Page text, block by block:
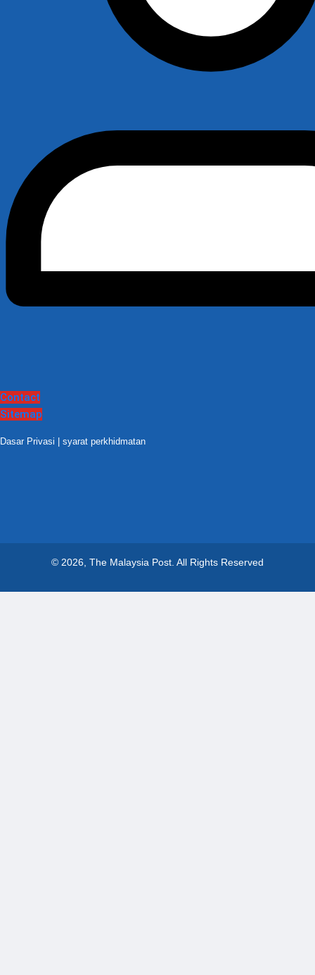
Contact
Sitemap
Dasar Privasi syarat perkhidmatan
© 2026, The Malaysia Post. All Rights Reserved